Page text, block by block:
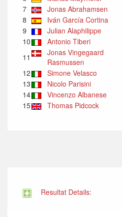
7
Jonas Abrahamsen
8
Iván García Cortina
9
Julian Alaphilippe
10
Antonio Tiberi
11
Jonas Vingegaard
Rasmussen
12
Simone Velasco
13
Nicolo Parisini
14
Vincenzo Albanese
15
Thomas Pidcock
Resultat Details: